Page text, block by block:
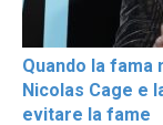
Quando la fama
Nicolas Cage e
evitare la fame